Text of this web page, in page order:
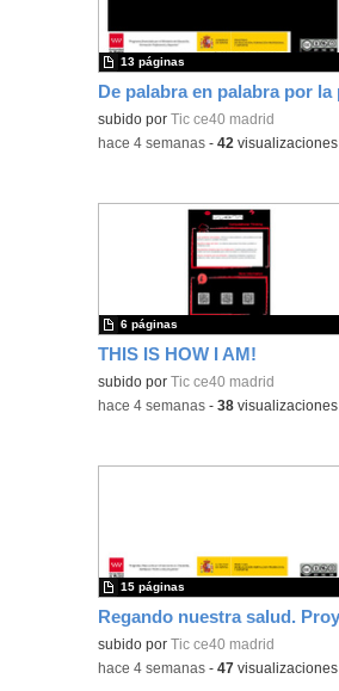
subido por Tic ce40 madrid
13 páginas
-hace 4 semanas -42 visualizaciones
THIS IS HOW I AM!
subido por Tic ce40 madrid
6 páginas
-hace 4 semanas -38 visualizaciones
subido por Tic ce40 madrid
15 páginas
-hace 4 semanas -47 visualizaciones